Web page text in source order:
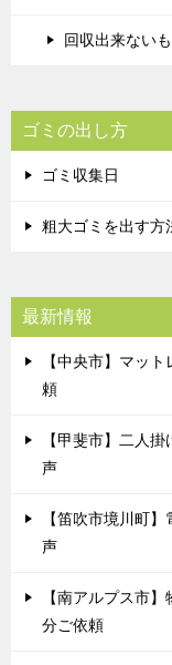
回収出来ない
ゴミの出し方
ゴミ収集日
粗大ゴミを出す方
最新情報
【中央市】マッ
頼
【甲斐市】二人
声
【笛吹市境川町
声
【南アルプス市
分ご依頼